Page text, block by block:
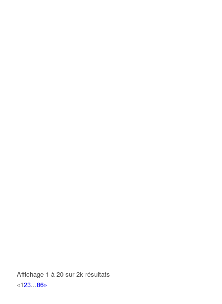
Affichage 1 à 20 sur 2k résultats
«123...86»